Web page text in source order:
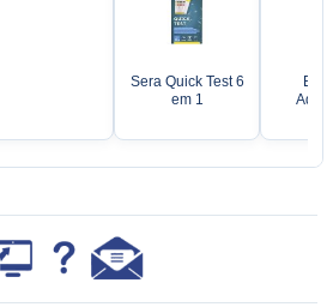
Sera Quick Test 6
em 1